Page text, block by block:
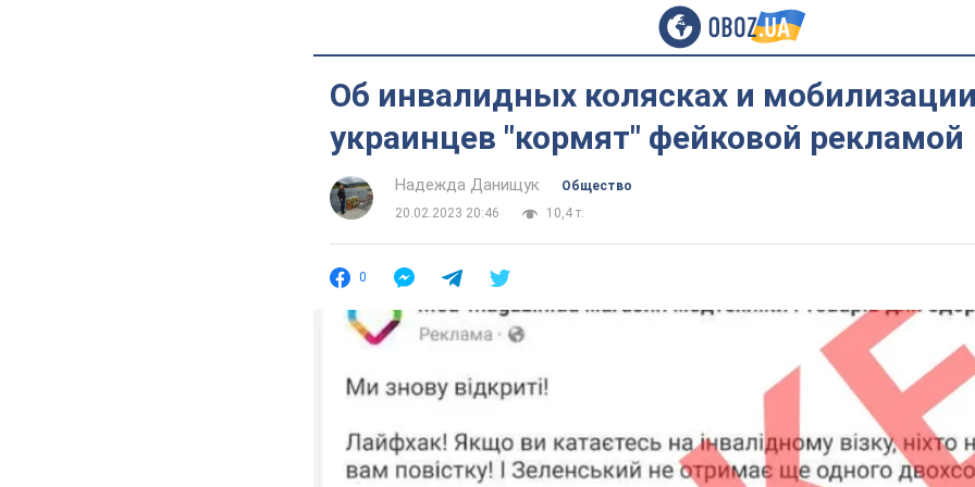
Об инвалидных колясках и
украинцев "кормят" фейковой рекламой
Надежда Данищук
Общество
20.02.2023 20:46
10,4 т.
0